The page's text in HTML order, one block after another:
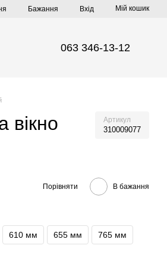
Бажання Вхід Мій кошик
063 346-13-12
вікно
Артикул
310009077
Порівняти В бажання
610 мм 655 мм 765 мм